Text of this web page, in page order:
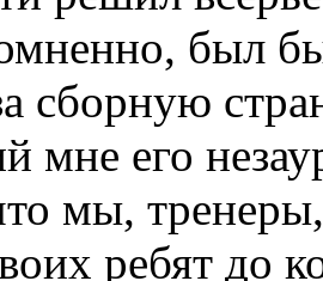
был
сборную
мне его
мы,
ребят до